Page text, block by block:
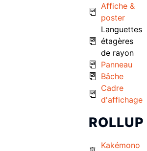
Affiche &
poster
Languettes
étagères
de rayon
Panneau
Bâche
Cadre
d'affichage
ROLLUP
Kakémono